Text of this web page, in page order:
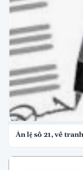
Án lệ số 21, về